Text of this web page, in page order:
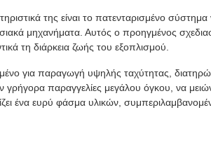
της είναι το πατενταρισμένο
μηχανήματα. Αυτός ο προηγμένος
τη διάρκεια ζωής του εξοπλισμού.
για παραγωγή υψηλής ταχύτητας,
παραγγελίες μεγάλου όγκου, να
ένα ευρύ φάσμα υλικών,